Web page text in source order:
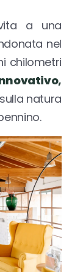
a una
nel
chilometri
natura